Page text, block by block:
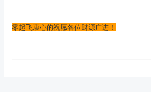
零起飞衷心的祝愿各位财源广进！